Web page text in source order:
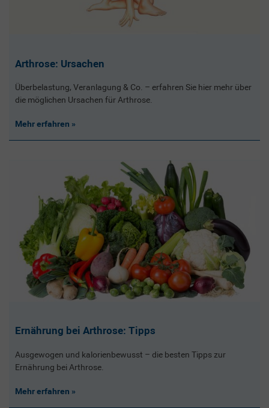
Arthrose: Ursachen
Überbelastung, Veranlagung & Co. – erfahren Sie hier mehr über
die möglichen Ursachen für Arthrose.
Mehr erfahren
Ernährung bei Arthrose: Tipps
Ausgewogen und kalorienbewusst – die besten Tipps zur
Ernährung bei Arthrose.
Mehr erfahren